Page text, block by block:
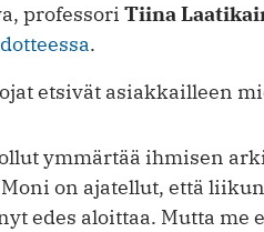
professori Tiina
.
etsivät asiakkailleen
ymmärtää ihmisen
on ajatellut, että
edes aloittaa. Mutta me